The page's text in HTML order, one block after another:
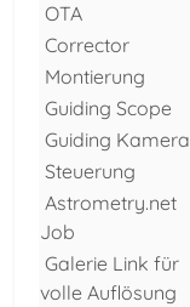
OTA
Corrector
Montierung
Guiding Scope
Guiding Kamera
Steuerung
Astrometry.net
Job
Galerie Link für
volle Auflösung